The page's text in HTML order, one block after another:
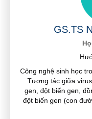
GS.TS
Công nghệ sinh học
Tương tác giữa
gen, đột biến gen,
đột biến gen (con